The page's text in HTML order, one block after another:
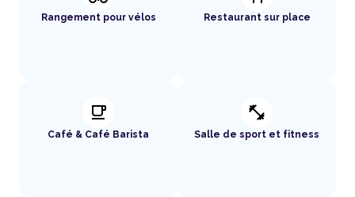
Rangement pour vélos Restaurant sur place
local_cafe
Café & Café Barista
fitness_center
Salle de sport et fitness